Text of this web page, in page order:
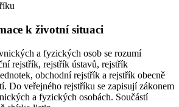
k životní situaci
a fyzických osob se rozumí
rejstřík, rejstřík ústavů, rejstřík
obchodní rejstřík a rejstřík obecně
Do veřejného rejstříku se zapisují zákonem
a fyzických osobách. Součástí